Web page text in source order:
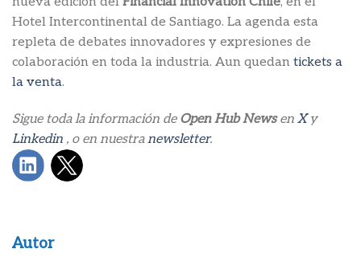
Hotel Intercontinental de Santiago. La agenda esta
repleta de debates innovadores y expresiones de
colaboración en toda la industria. Aun quedan tickets a
la venta.
Sigue toda la información de Open Hub Newsen Xy
Linkedin , o en nuestranewsletter.
Autor